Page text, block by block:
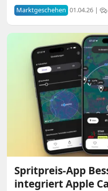
Marktgeschehen 01.04.26 |
Spritpreis-App
integriert Apple